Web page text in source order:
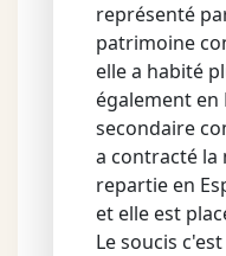
représenté
patrimoine
elle a habité
également en
secondaire
a contracté la
repartie en
et elle est
Le soucis